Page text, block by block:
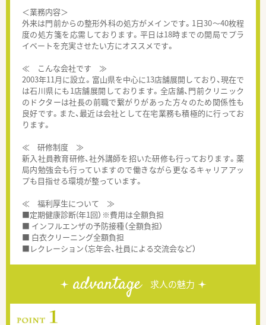
＜業務内容＞
外来は門前からの整形外科の処方がメインです。1日30～40枚程
度の処方箋を応需しております。平日は18時までの開局でプラ
イベートを充実させたい方にオススメです。
≪ こんな会社です ≫
2003年11月に設立。富山県を中心に13店舗展開しており、現在で
は石川県にも1店舗展開しております。全店舗、門前クリニック
のドクターは社長の前職で繋がりがあった方々のため関係性も
良好です。また、最近は会社として在宅業務も積極的に行ってお
ります。
≪ 研修制度 ≫
新入社員教育研修、社外講師を招いた研修も行っております。薬
局内勉強会も行っていますので働きながら更なるキャリアアッ
プも目指せる環境が整っています。
≪ 福利厚生について ≫
■定期健康診断(年1回）※費用は全額負担
■ インフルエンザの予防接種（全額負担）
■ 白衣クリーニング全額負担
■レクレーション（忘年会、社員による交流会など）
advantage 求人の魅力